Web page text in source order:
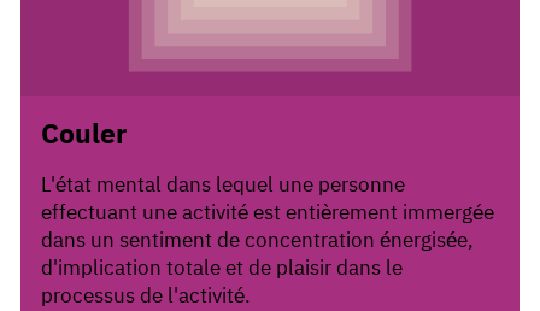
Couler
L'état mental dans lequel une personne
effectuant une activité est entièrement immergée
dans un sentiment de concentration énergisée,
d'implication totale et de plaisir dans le
processus de l'activité.